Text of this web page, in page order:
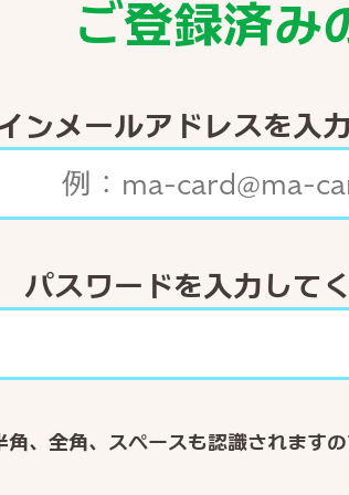
ご登録済み
ンメールアドレスを入
パスワードを入力して
、全角、スペースも認識されますの